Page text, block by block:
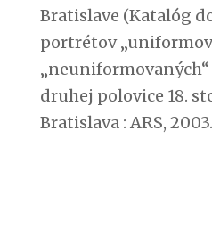
Bratislave (Katalóg
portrétov
druhej polovice 18.
Bratislava : ARS,